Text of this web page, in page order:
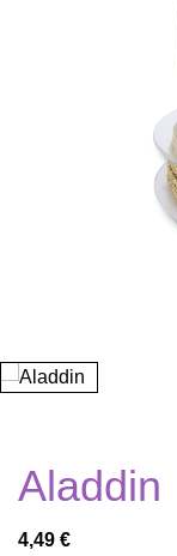
Aladdin
4,49 €